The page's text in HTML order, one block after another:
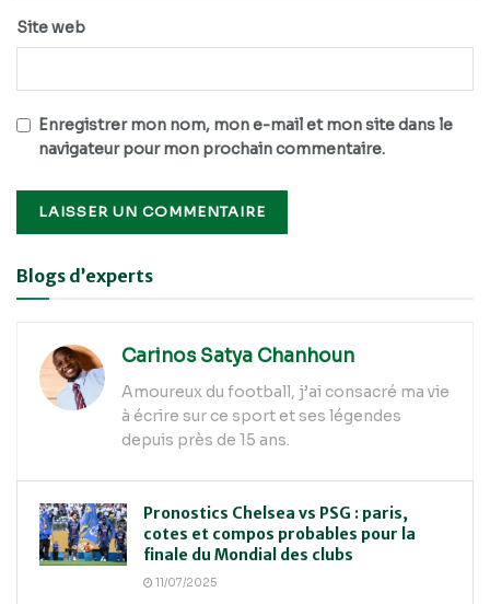
Site web
Enregistrer mon nom, mon e-mail et mon site dans le
navigateur pour mon prochain commentaire.
Alternative:
Blogs d’experts
Carinos Satya Chanhoun
Amoureux du football, j’ai consacré ma vie
à écrire sur ce sport et ses légendes
depuis près de 15 ans.
Pronostics Chelsea vs PSG : paris,
cotes et compos probables pour la
finale du Mondial des clubs
11/07/2025